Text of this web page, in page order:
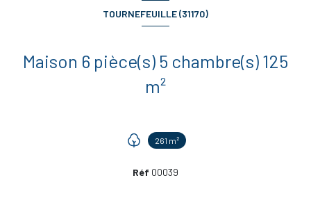
TOURNEFEUILLE (31170)
Maison 6 pièce(s) 5 chambre(s) 125
m²
261 m²
Réf 00039